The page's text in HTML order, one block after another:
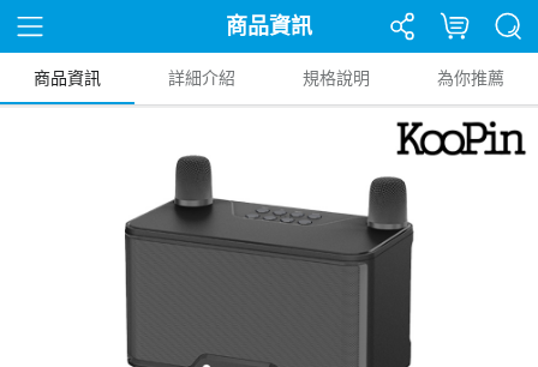
商品資訊
商品資訊 詳細介紹 規格說明 為你推薦